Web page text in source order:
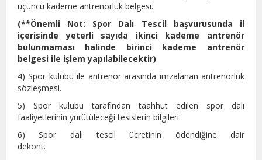
üçüncü kademe antrenörlük belgesi.
(**Önemli Not: Spor Dalı Tescil başvurusunda il
içerisinde yeterli sayıda ikinci kademe antrenör
bulunmaması halinde birinci kademe antrenör
belgesi ile işlem yapılabilecektir)
4) Spor kulübü ile antrenör arasında imzalanan antrenörlük
sözleşmesi.
5) Spor kulübü tarafından taahhüt edilen spor dalı
faaliyetlerinin yürütüleceği tesislerin bilgileri.
6) Spor dalı tescil ücretinin ödendiğine dair
dekont.